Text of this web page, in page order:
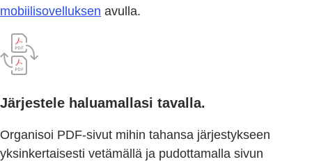
mobiilisovelluksen avulla.
Järjestele haluamallasi tavalla.
Organisoi PDF-sivut mihin tahansa järjestykseen
yksinkertaisesti vetämällä ja pudottamalla sivun